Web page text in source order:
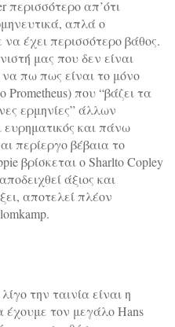
περισσότερο απ’ότι
απλά ο
έχει περισσότερο βάθος.
μας που δεν είναι
πω πως είναι το μόνο
που “βάζει τα
ερμηνίες” άλλων
ευρηματικός και πάνω
περίεργο βέβαια το
βρίσκεται ο Sharlto Copley
άξιος και
αποτελεί πλέον
την ταινία είναι η
έχουμε τον μεγάλο Hans